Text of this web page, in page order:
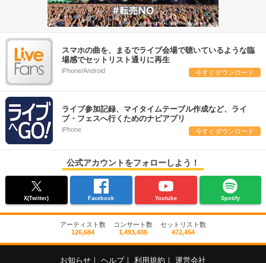
スマホの曲を、まるでライブ会場で聴いているような臨
場感でセットリスト通りに再生
iPhone/Android 今すぐダウンロード
ライブ参加記録、マイタイムテーブル作成など、ライ
ブ・フェスへ行くためのナビアプリ
iPhone 今すぐダウンロード
公式アカウントをフォローしよう！
X(Twitter) Facebook Youtube Spotify
アーティスト数
126,684
コンサート数
1,493,408
セットリスト数
472,454
お知らせ ヘルプ 利用規約 運営会社